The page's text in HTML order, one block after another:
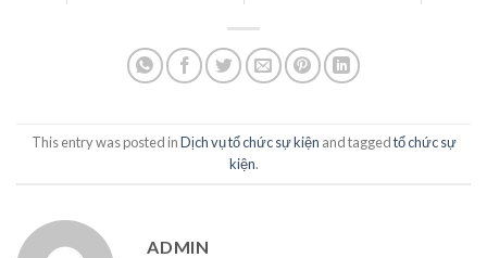
This entry was posted inDịch vụ tổ chức sự kiện and taggedtổ chức sự
kiện.
ADMIN